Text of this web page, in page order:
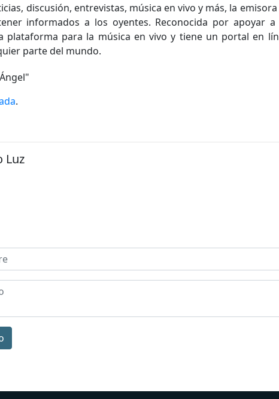
discusión, entrevistas, música en vivo y más, la
informados a los oyentes. Reconocida por apoyar
plataforma para la música en vivo y tiene un portal en
parte del mundo.
"
.
Luz